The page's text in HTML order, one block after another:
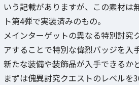
いう記載がありますが、この素材は
ト第4弾で実装済みのもの。
メインターゲットの異なる特別討究
アすることで特別な偉烈バッジを入
新たな装備や装飾品が入手できるか
まずは傀異討究クエストのレベルを